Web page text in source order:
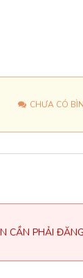
CHƯA CÓ
CẦN PHẢI